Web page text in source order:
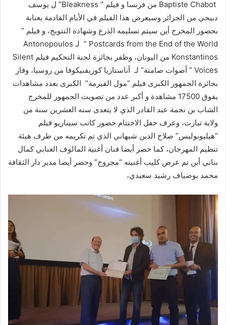
Baptiste Chabot من فرنسا و فيلم ” Bleakness” ل يوسف
دبيحي من الجزائر وسيعرض هذا الفيلم في الأيام القادمة بعنابة
بحضور المخرج أين سيتم تسليمه الذرع وشهادة التتويج، و فيلم ”
Postcards from the End of the World ” لـ Antonopoulos
Konstantinos من اليونان، وظفر بجائزة لجنة التحكيم فيلم Silent
Voices ” أصوات صامتة” لـ أناستازيا كوزيفنيكوفا من روسيا، وفاز
بجائزة الجمهور الكبرى فيلم “مول الفيرمة” الكبرى بعدد مشاهدات
يفوق 17500 مشاهدة و أكبر عدد من تصويت الجمهور للمخرج
الشاب بن نجمة عبد القادر الذي لا يتعدى سنه العشرين سنة من
ولاية تيارت، وعرف حفل الاختتام حضور كاتب سيناريو فيلم
“هيليوبوليس” صلاح الدين شيهاني الذي تم تكريمه من طرف هيئة
تنظيم المهرجان، كما حضر أيضا فنان أغنية المالوف العنابي كمال
بناني أين تم عرض كليب أغنيته “مجروح” وحضر أيضا مدير دار الثقافة
محمد بوضياف رشيد سعيدي،